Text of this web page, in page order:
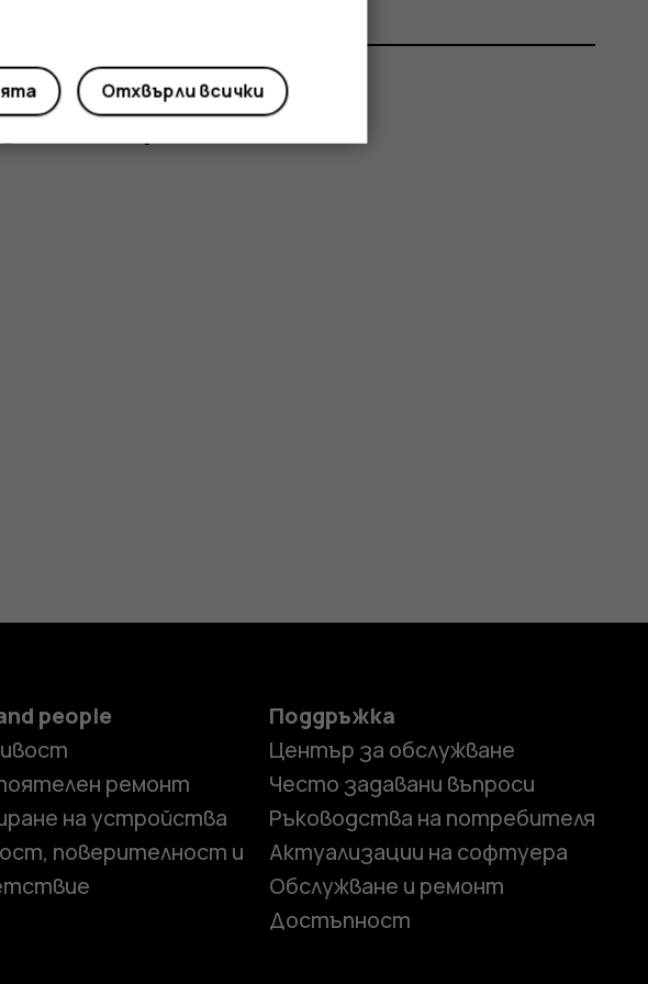
отговор?
people
ремонт
на устройства
поверителност и
Поддръжка
Център за обслужване
Често задавани въпроси
Ръководства на потребителя
Актуализации на софтуера
Обслужване и ремонт
Достъпност
Отхвърли всички